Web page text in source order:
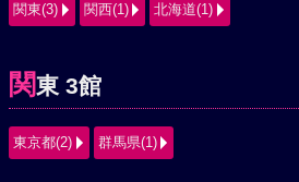
関東(3) 関西(1) 北海道(1)
関東 3館
東京都(2) 群馬県(1)